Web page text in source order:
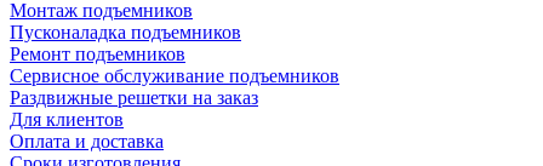
Монтаж подъемников
Пусконаладка подъемников
Ремонт подъемников
Сервисное обслуживание подъемников
Раздвижные решетки на заказ
Для клиентов
Оплата и доставка